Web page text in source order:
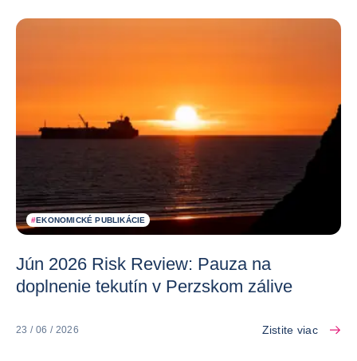
#EKONOMICKÉ PUBLIKÁCIE
Jún 2026 Risk Review: Pauza na
doplnenie tekutín v Perzskom zálive
23 / 06 / 2026 Zistite viac